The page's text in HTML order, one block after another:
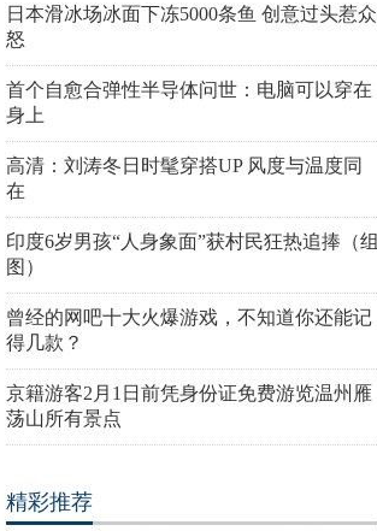
日本滑冰场冰面下冻5000条鱼 创意过头惹众
怒
首个自愈合弹性半导体问世：电脑可以穿在
身上
高清：刘涛冬日时髦穿搭UP 风度与温度同
在
印度6岁男孩“人身象面”获村民狂热追捧（组
图）
曾经的网吧十大火爆游戏，不知道你还能记
得几款？
京籍游客2月1日前凭身份证免费游览温州雁
荡山所有景点
精彩推荐